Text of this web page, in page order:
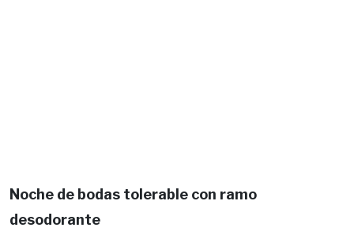
Noche de bodas tolerable con ramo
desodorante